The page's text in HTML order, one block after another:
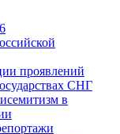
проявлений
СНГ
в